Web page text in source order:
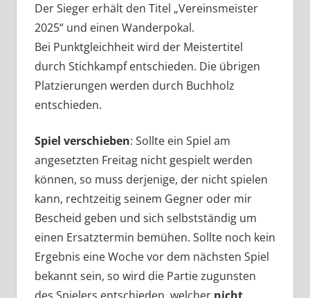
Der Sieger erhält den Titel „Vereinsmeister
2025“ und einen Wanderpokal.
Bei Punktgleichheit wird der Meistertitel
durch Stichkampf entschieden. Die übrigen
Platzierungen werden durch Buchholz
entschieden.
Spiel verschieben: Sollte ein Spiel am
angesetzten Freitag nicht gespielt werden
können, so muss derjenige, der nicht spielen
kann, rechtzeitig seinem Gegner oder mir
Bescheid geben und sich selbstständig um
einen Ersatztermin bemühen. Sollte noch kein
Ergebnis eine Woche vor dem nächsten Spiel
bekannt sein, so wird die Partie zugunsten